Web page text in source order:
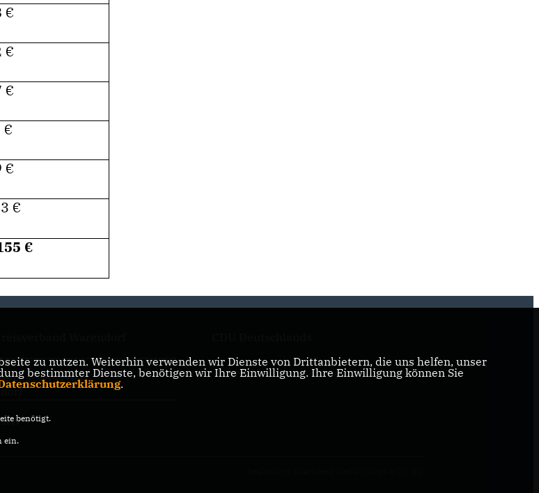
zu nutzen. Weiterhin verwenden wir Dienste von Drittanbietern, die uns helfen, unser
bestimmter Dienste, benötigen wir Ihre Einwilligung. Ihre Einwilligung können Sie
.
benötigt.
ein.